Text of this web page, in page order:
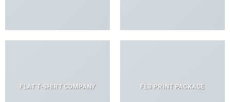
FLAT T-SHIRT COMPANY FL3 PRINT PACKAGE